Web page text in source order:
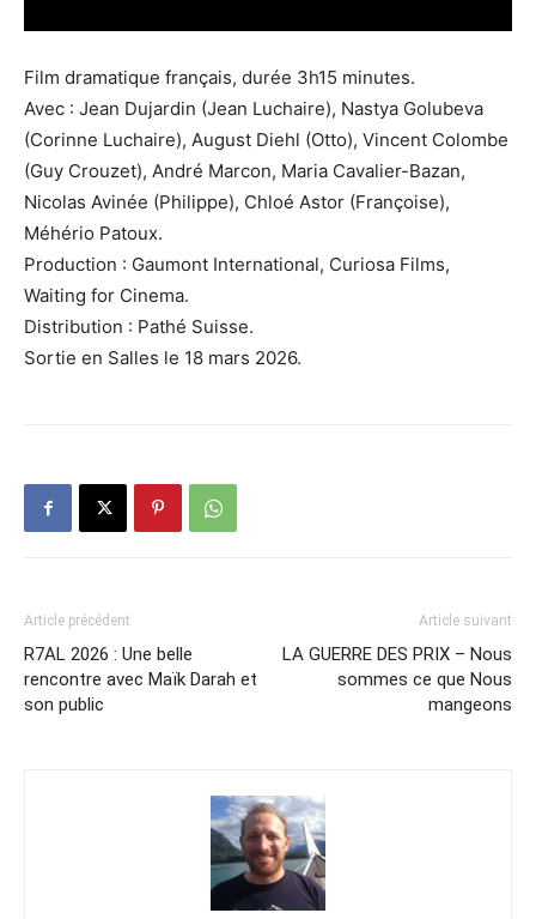
Film dramatique français, durée 3h15 minutes.
Avec : Jean Dujardin (Jean Luchaire), Nastya Golubeva
(Corinne Luchaire), August Diehl (Otto), Vincent Colombe
(Guy Crouzet), André Marcon, Maria Cavalier-Bazan,
Nicolas Avinée (Philippe), Chloé Astor (Françoise),
Méhério Patoux.
Production : Gaumont International, Curiosa Films,
Waiting for Cinema.
Distribution : Pathé Suisse.
Sortie en Salles le 18 mars 2026.
Article précédent
R7AL 2026 : Une belle
rencontre avec Maïk Darah et
son public
Article suivant
LA GUERRE DES PRIX – Nous
sommes ce que Nous
mangeons